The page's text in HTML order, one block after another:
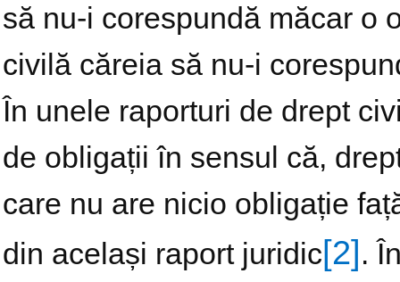
să nu-i corespundă măcar o
civilă căreia să nu-i
În unele raporturi de drept
de obligații în sensul că,
care nu are nicio obligație
din același raport juridic[2] .